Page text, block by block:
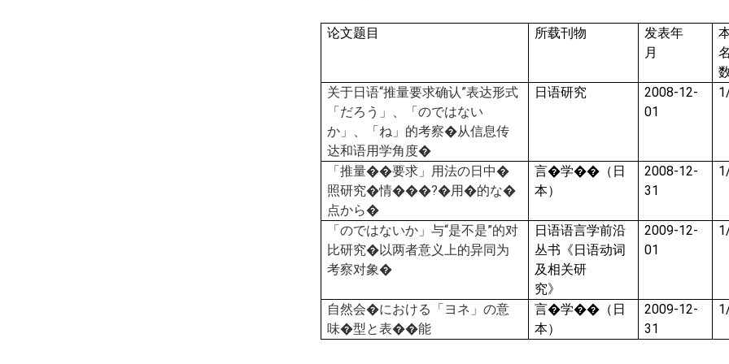
论文题目 所载刊物
发表年
月
关于日语“推量要求确认”表达形式
「だろう」、「のではない
か」、「ね」的考察�从信息传
达和语用学角度�
日语研究
2008-12-
01
「推量��要求」用法の日中�
照研究�情���?�用�的な�
点から�
言�学�� （日
本）
2008-12-
31
「のではないか」与“是不是”的对
比研究�以两者意义上的异同为
考察对象�
日语语言学前沿
丛书《日语动词
及相关研
究》
2009-12-
01
自然会�における「ヨネ」の意
味�型と表��能
言�学�� （日
本）
2009-12-
31